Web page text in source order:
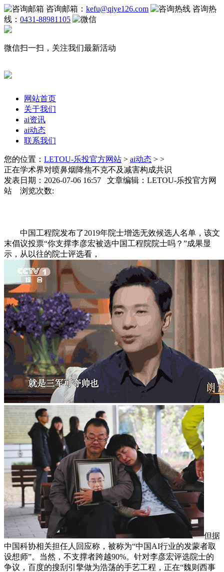
咨询邮箱： kefu@qiye126.com
咨询热
线： 0431-88981105
微信扫一扫，关注我们最新活动
网站首页
关于我们
ai资讯
ai动态
联系我们
您的位置： LETOU-乐投官方网站 > ai动态 > >
正在学术界对喷鼻烟降焦不克不及减害构成共识
发表日期：2026-07-06 16:57 文章编辑：LETOU-乐投官方网
站 浏览次数:
中国工程院发布了2019年院士增选无效候选人名单，该文
末倡议投票“你支撑李彦宏被选中国工程院院士吗？”成果显
示，从以往的院士评选看，
但据
中国科协相关担任人回应称，被称为“中国AI行业的发蒙者取
设想师”。当然，不支撑者跨越90%。针对李彦宏评选院士的
争议，百度的搜刮引擎做为浩荡的手艺工程，正在“魏则西事